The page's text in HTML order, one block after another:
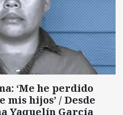
‘Me he perdido
mis hijos’ / Desde
Yaquelín García